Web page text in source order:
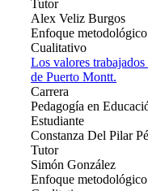
Tutor
Alex Veliz Burgos
Enfoque metodológico
Cualitativo
Los valores
de Puerto Montt.
Carrera
Pedagogía en
Estudiante
Constanza Del Pilar
Tutor
Simón González
Enfoque metodológico